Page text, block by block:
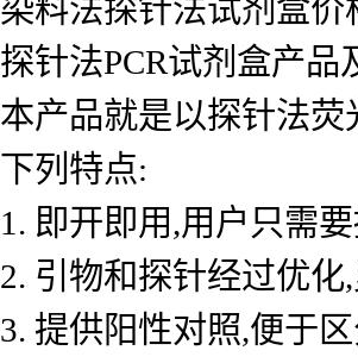
染料法探针法试剂盒
探针法PCR试剂盒产品
本产品就是以探针法
下列特点:
1. 即开即用,用户只需
2. 引物和探针经过优化,
3. 提供阳性对照,便于